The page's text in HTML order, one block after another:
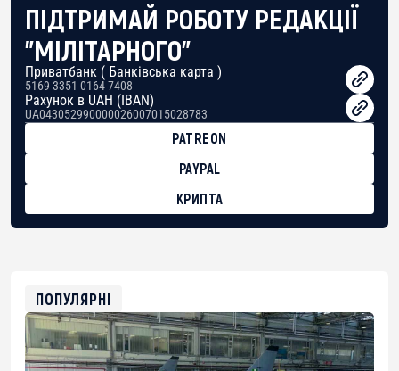
ПІДТРИМАЙ РОБОТУ РЕДАКЦІЇ
"МІЛІТАРНОГО"
Приватбанк ( Банківська карта )
5169 3351 0164 7408
Рахунок в UAH (IBAN)
UA043052990000026007015028783
PATREON
PAYPAL
КРИПТА
0xfD02863D3289416fcF50975c9DFda13623f97758
ПОПУЛЯРНІ